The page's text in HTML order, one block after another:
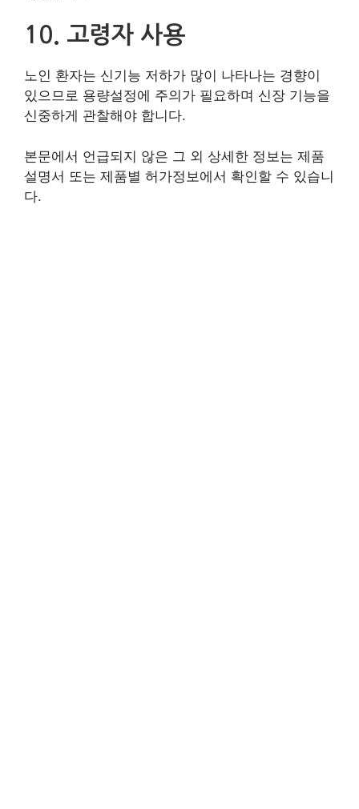
10. 고령자 사용
노인 환자는 신기능 저하가 많이 나타나는 경향이
있으므로 용량설정에 주의가 필요하며 신장 기능을
신중하게 관찰해야 합니다.
본문에서 언급되지 않은 그 외 상세한 정보는 제품
설명서 또는 제품별 허가정보에서 확인할 수 있습니
다.